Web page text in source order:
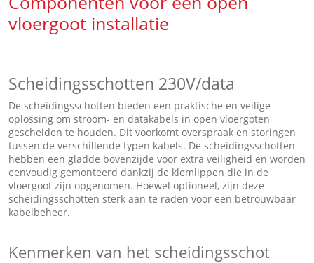
vloergoot installatie
Scheidingsschotten 230V/data
De scheidingsschotten bieden een praktische en veilige
oplossing om stroom- en datakabels in open vloergoten
gescheiden te houden. Dit voorkomt overspraak en storingen
tussen de verschillende typen kabels. De scheidingsschotten
hebben een gladde bovenzijde voor extra veiligheid en worden
eenvoudig gemonteerd dankzij de klemlippen die in de
vloergoot zijn opgenomen. Hoewel optioneel, zijn deze
scheidingsschotten sterk aan te raden voor een betrouwbaar
kabelbeheer.
Kenmerken van het scheidingsschot